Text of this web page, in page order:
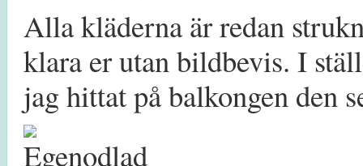
Alla kläderna är redan
klara er utan bildbevis. I
jag hittat på balkongen den